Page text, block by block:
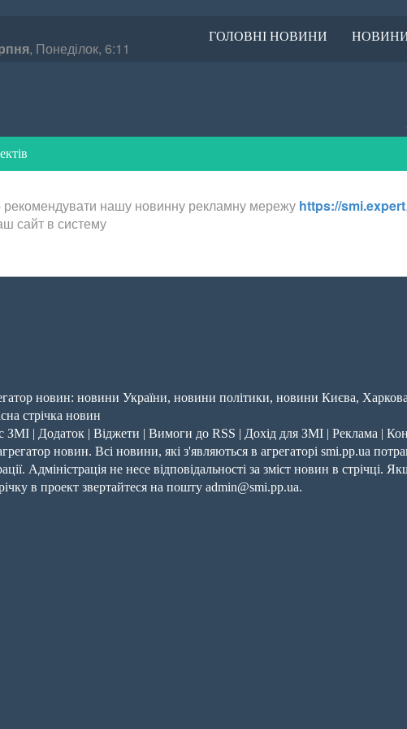
, Понеділок, 6:11
ГОЛОВНІ НОВИНИ НОВИНИ
нашу новинну рекламну мережу https://smi.expert
сайт в систему
новин: новини України, новини політики, новини Києва,
стрічка новин
ЗМІ | Додаток | Віджети | Вимоги до RSS | Дохід для ЗМІ | Реклама |
новин. Всі новини, які з'являються в агрегаторі smi.pp.ua
Адміністрація не несе відповідальності за зміст новин в стрічці.
в проект звертайтеся на пошту admin@smi.pp.ua.